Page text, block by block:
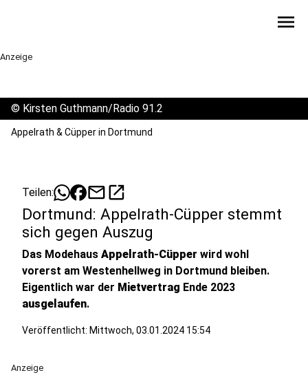
menu
Anzeige
© Kirsten Guthmann/Radio 91.2
Appelrath & Cüpper in Dortmund
Teilen: mailopen_in_new
Dortmund: Appelrath-Cüpper stemmt
sich gegen Auszug
Das Modehaus Appelrath-Cüpper wird wohl
vorerst am Westenhellweg in Dortmund bleiben.
Eigentlich war der Mietvertrag Ende 2023
ausgelaufen.
Veröffentlicht: Mittwoch, 03.01.2024 15:54
Anzeige